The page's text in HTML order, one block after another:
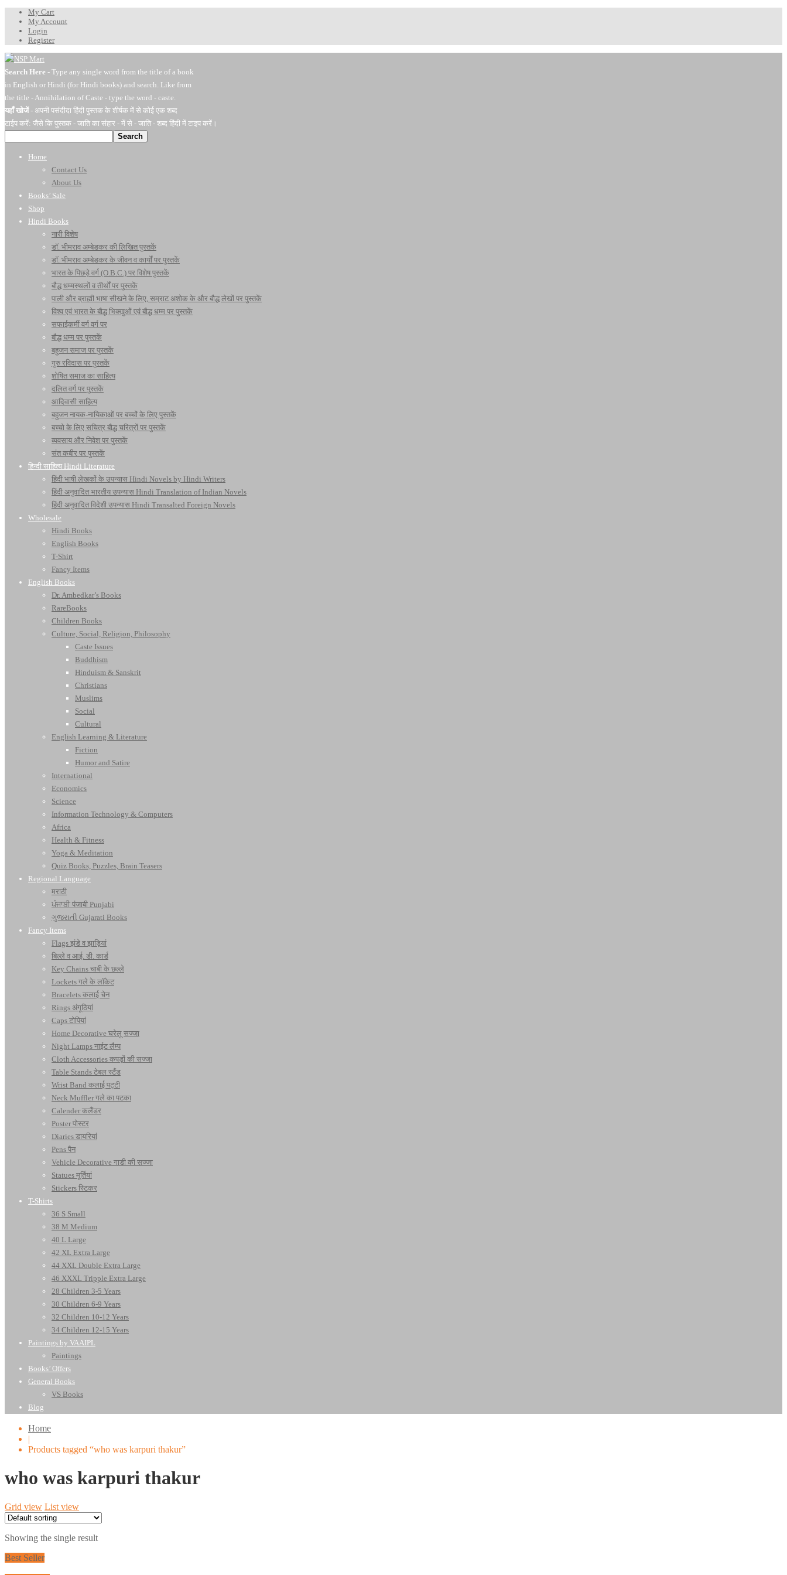
My Cart
My Account
Login
Register
Search Here - Type any single word from the title of a book
in English or Hindi (for Hindi books) and search. Like from
the title - Annihilation of Caste - type the word - caste.
यहाँ खोजें- अपनी पसंदीदा हिंदी पुस्तक के शीर्षक में से कोई एक शब्द
टाईप करें: जैसे कि पुस्तक - जाति का संहार - में से - जाति - शब्द हिंदी में टाइप करें।
Search
Home
Contact Us
About Us
Books’ Sale
Shop
Hindi Books
नारी विशेष
डॉ. भीमराव अम्बेडकर की लिखित पुस्तकें
डॉ. भीमराव अम्बेडकर के जीवन व कार्यों पर पुस्तकें
भारत के पिछड़े वर्ग (O.B.C.) पर विशेष पुस्तकें
बौद्ध धम्मस्थलों व तीर्थों पर पुस्तकें
पाली और ब्राह्मी भाषा सीखने के लिए, सम्राट अशोक के और बौद्ध लेखों पर पुस्तकें
विश्व एवं भारत के बौद्ध भिक्खुओं एवं बौद्ध धम्म पर पुस्तकें
सफाईकर्मी वर्ग वर्ग पर
बौद्ध धम्म पर पुस्तकें
बहुजन समाज पर पुस्तकें
गुरु रविदास पर पुस्तकें
शोषित समाज का साहित्य
दलित वर्ग पर पुस्तकें
आदिवासी साहित्य
बहुजन नायक-नायिकाओं पर बच्चों के लिए पुस्तकें
बच्चो के लिए सचित्र बौद्ध चरित्रों पर पुस्तकें
व्यवसाय और निवेश पर पुस्तकें
संत कबीर पर पुस्तकें
हिन्दी साहित्य Hindi Literature
हिंदी भाषी लेखकों के उपन्यास Hindi Novels by Hindi Writers
हिंदी अनुवादित भारतीय उपन्यास Hindi Translation of Indian Novels
हिंदी अनुवादित विदेशी उपन्यास Hindi Transalted Foreign Novels
Wholesale
Hindi Books
English Books
T-Shirt
Fancy Items
English Books
Dr. Ambedkar’s Books
RareBooks
Children Books
Culture, Social, Religion, Philosophy
Caste Issues
Buddhism
Hinduism & Sanskrit
Christians
Muslims
Social
Cultural
English Learning & Literature
Fiction
Humor and Satire
International
Economics
Science
Information Technology & Computers
Africa
Health & Fitness
Yoga & Meditation
Quiz Books, Puzzles, Brain Teasers
Regional Language
मराठी
ਪੰਜਾਬੀ पंजाबी Punjabi
ગુજરાતી Gujarati Books
Fancy Items
Flags झंडे व झाड़ियां
बिल्ले व आई. डी. कार्ड
Key Chains चाबी के छल्ले
Lockets गले के लॉकेट
Bracelets कलाई चेन
Rings अंगूठियां
Caps टोपियां
Home Decorative घरेलू सज्जा
Night Lamps नाईट लैम्प
Cloth Accessories कपड़ों की सज्जा
Table Stands टेबल स्टैंड
Wrist Band कलाई पट्टी
Neck Muffler गले का पटका
Calender कलैंडर
Poster पोस्टर
Diaries डायरियां
Pens पैन
Vehicle Decorative गाडी की सज्जा
Statues मूर्तियां
Stickers स्टिकर
T-Shirts
36 S Small
38 M Medium
40 L Large
42 XL Extra Large
44 XXL Double Extra Large
46 XXXL Tripple Extra Large
28 Children 3-5 Years
30 Children 6-9 Years
32 Children 10-12 Years
34 Children 12-15 Years
Paintings by VAAIPL
Paintings
Books’ Offers
General Books
VS Books
Blog
Home
|
Products tagged “who was karpuri thakur”
who was karpuri thakur
Grid view List view
Showing the single result
Best Seller